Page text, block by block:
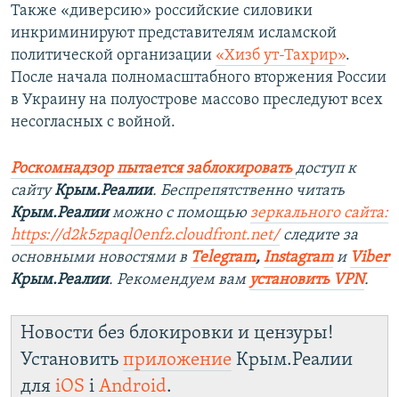
Также «диверсию» российские силовики
инкриминируют представителям исламской
политической организации «Хизб ут-Тахрир».
После начала полномасштабного вторжения России
в Украину на полуострове массово преследуют всех
несогласных с войной.
Роскомнадзор пытается заблокироватьдоступ к
сайтуКрым.Реалии. Беспрепятственно читать
Крым.Реалииможно с помощью зеркального сайта:
https://d2k5zpaql0enfz.cloudfront.net/ следите за
основными новостями в Telegram, Instagramи Viber
Крым.Реалии. Рекомендуем вам установить VPN.
Новости без блокировки и цензуры!
Установить приложение Крым.Реалии
для iOS і Android.